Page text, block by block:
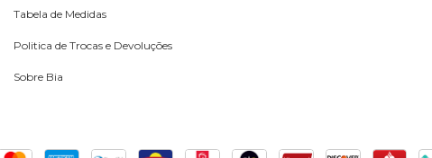
Tabela de Medidas
Politica de Trocas e Devoluções
Sobre Bia